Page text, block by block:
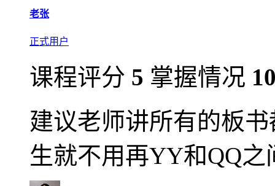
老张
正式用户
课程评分 5 掌握情况
建议老师讲所有的板
生就不用再YY和QQ